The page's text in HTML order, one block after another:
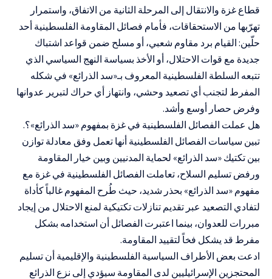
قطاع غزة والانتقال إلى المرحلة الثانية من الاتفاق، واستمرار
تهرّبها من الاستحقاقات، فأمام فصائل المقاومة الفلسطينية أحد
حلّين: القيام برد مقاوم شعبي، أو مسلح ضمن قواعد اشتباك
جديدة مع قوات الاحتلال، أو الأخذ بسياسة النهج السياسي الذي
تتبعه السلطة الفلسطينية المعروف بـ«سد الذرائع» في شكله
المفرط لتجنب أي تصعيد وحشي، وانتهاز أي حراك لتبرير عدوانها
وفرض حصار أوسع وأشد.
هل عملت الفصائل الفلسطينية في غزة بمفهوم «سد الذرائع»؟.
تبين سياسات الفصائل الفلسطينية أنها تعمل وفق معادلة توازن
بين تكتيك «سد الذرائع» لحماية المدنيين وبين خيار المقاومة
ورفض تسليم السلاح، تعاملت الفصائل الفلسطينية في غزة مع
مفهوم «سد الذرائع» بحذر شديد، حيث طُرح المفهوم غالباً كأداة
لتفادي التصعيد عبر تقديم تنازلات تكتيكية لمنع الاحتلال من إيجاد
مبررات للعدوان، بينما اعتبرت الفصائل أن استخدامه بشكل
مفرط قد يشكل فخاً لتقييد المقاومة.
ادعت بعض الأطراف السياسية الفلسطينية والإقليمية أن تسليم
المحتجزين الإسرائيليين لدى المقاومة سيؤدي إلى نزع الذرائع